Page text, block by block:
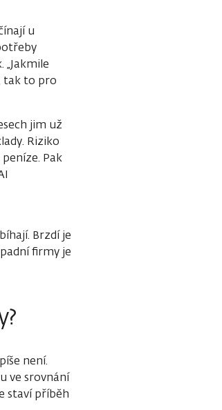
u
tak to pro
jim už
Riziko
Pak
Brzdí je
firmy je
není.
ve srovnání
staví příběh